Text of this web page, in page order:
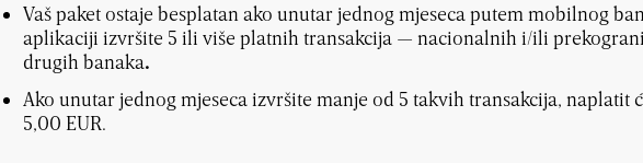
Vaš paket ostaje besplatan ako unutar jednog mjeseca putem mobilnog
aplikaciji izvršite 5 ili više platnih transakcija — nacionalnih i/ili
drugih banaka.
Ako unutar jednog mjeseca izvršite manje od 5 takvih transakcija, naplatit
5,00 EUR.